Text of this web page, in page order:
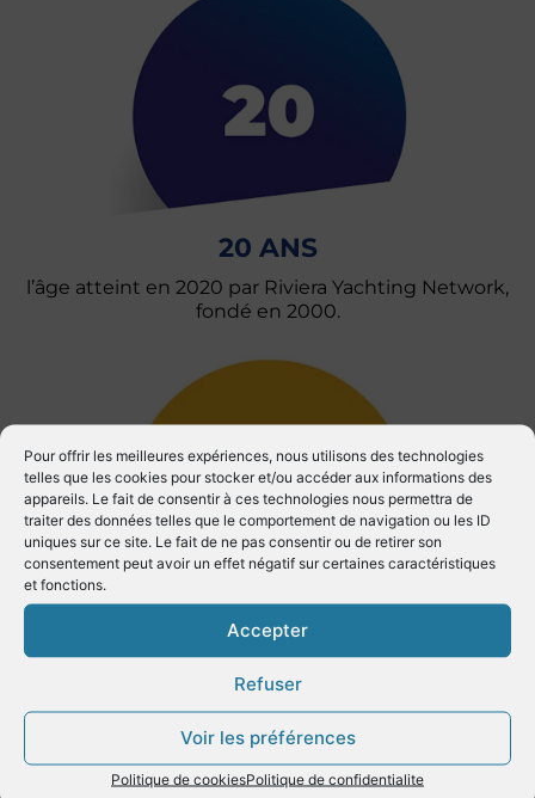
Pour offrir les meilleures expériences, nous utilisons des technologies
telles que les cookies pour stocker et/ou accéder aux informations des
appareils. Le fait de consentir à ces technologies nous permettra de
traiter des données telles que le comportement de navigation ou les ID
uniques sur ce site. Le fait de ne pas consentir ou de retirer son
consentement peut avoir un effet négatif sur certaines caractéristiques
et fonctions.
Accepter
Refuser
Voir les préférences
Politique de cookiesPolitique de confidentialite
20 ANS
l’âge atteint en 2020 par Riviera Yachting Network,
fondé en 2000.
DE LA FLOTTE
Région Sud en période estivale.